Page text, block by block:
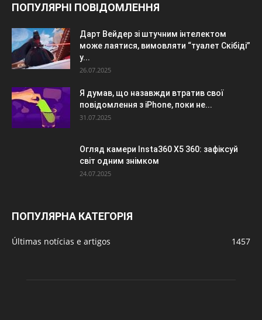
ПОПУЛЯРНІ ПОВІДОМЛЕННЯ
Дарт Вейдер зі штучним інтелектом
може лаятися, вимовляти “туалет Скібіді”
у...
26.07.2025
Я думав, що назавжди втратив свої
повідомлення з iPhone, поки не...
31.07.2025
Огляд камери Insta360 X5 360: зафіксуй
світ одним знімком
24.07.2025
ПОПУЛЯРНА КАТЕГОРІЯ
Últimas notícias e artigos 1457